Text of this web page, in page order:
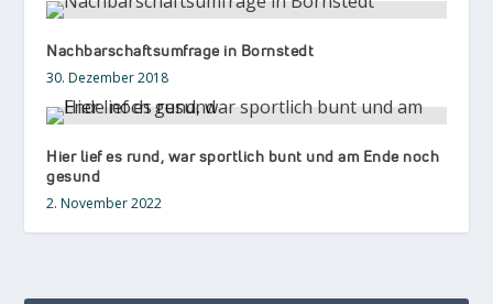
Nachbarschaftsumfrage in Bornstedt
30. Dezember 2018
Hier lief es rund, war sportlich bunt und am Ende noch
gesund
2. November 2022